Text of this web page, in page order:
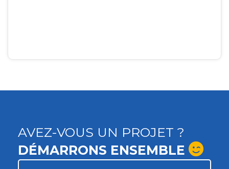
AVEZ-VOUS UN PROJET ?
DÉMARRONS ENSEMBLE